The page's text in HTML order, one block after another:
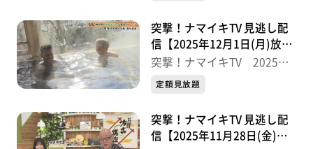
突撃！ナマイキTV 見逃し配
信【2025年12月1日(月)放送
分】
突撃！ナマイキTV 2025後
半
定額見放題
突撃！ナマイキTV 見逃し配
信【2025年11月28日(金)放